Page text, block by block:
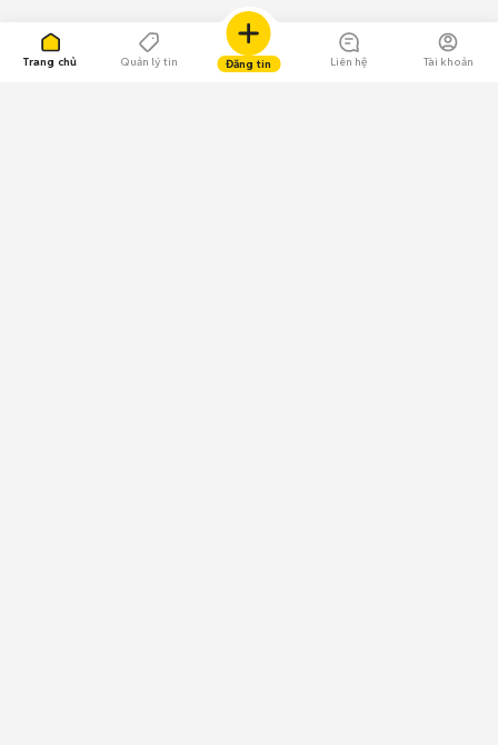
Trang chủ Quản lý tin Đăng tin Liên hệ Tài khoản